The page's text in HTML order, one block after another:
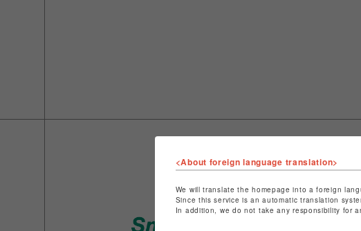
ショップ名
店舗名
<About foreign language translation>
We will translate the homepage into a foreign
Since this service is an automatic translation
In addition, we do not take any responsibility for